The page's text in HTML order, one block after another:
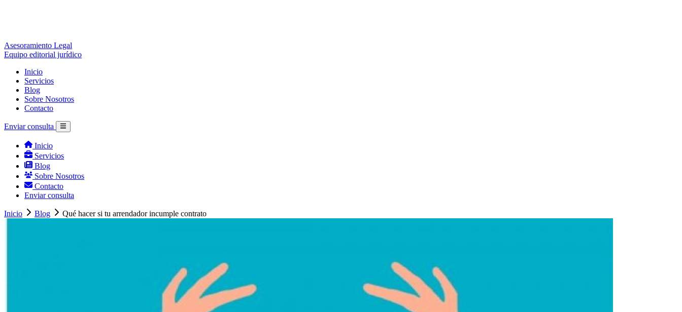
Asesoramiento Legal
Equipo editorial jurídico
Inicio
Servicios
Blog
Sobre Nosotros
Contacto
Enviar consulta
Inicio
Servicios
Blog
Sobre Nosotros
Contacto
Enviar consulta
Inicio Blog Qué hacer si tu arrendador incumple contrato